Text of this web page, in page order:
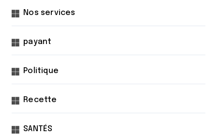
Nos services
payant
Politique
Recette
SANTÉS